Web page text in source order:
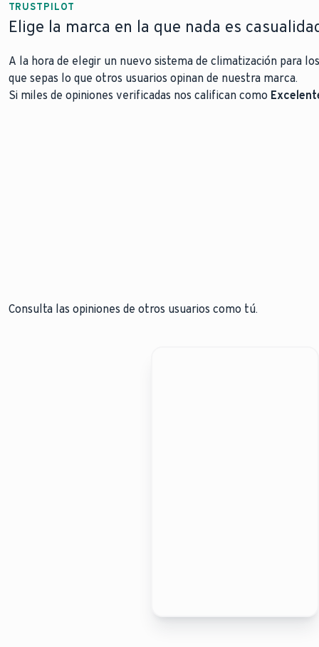
TRUSTPILOT
Elige la marca en la que nada es
A la hora de elegir un nuevo sistema de climatización para
que sepas lo que otros usuarios opinan de nuestra marca.
Si miles de opiniones verificadas nos califican como
Consulta las opiniones de otros usuarios como tú.